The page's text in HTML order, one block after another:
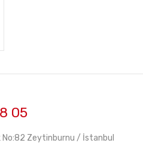
05
No:82 Zeytinburnu / İstanbul